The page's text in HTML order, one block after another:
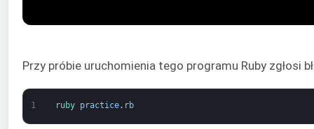
Przy próbie uruchomienia tego programu Ruby zgłosi
1 ruby practice. rb